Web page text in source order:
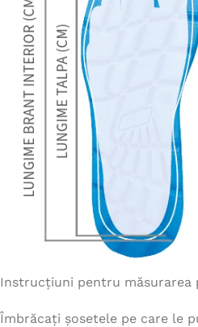
Instrucțiuni pentru măsurarea
Îmbrăcați șosetele pe care le